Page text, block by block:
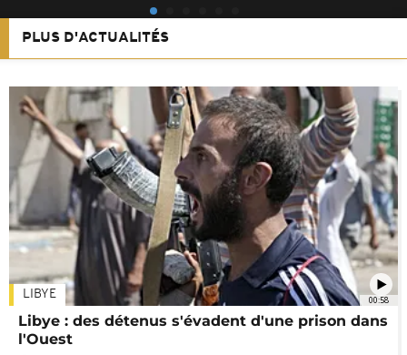
PLUS D'ACTUALITÉS
00:58
LIBYE
Libye : des détenus s'évadent d'une prison dans
l'Ouest